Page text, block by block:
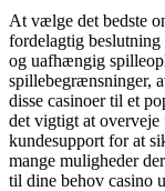
At vælge det bedste
fordelagtig beslutning
og uafhængig
spillebegrænsninger,
disse casinoer til et
det vigtigt at overveje
kundesupport for at
mange muligheder
til dine behov casino